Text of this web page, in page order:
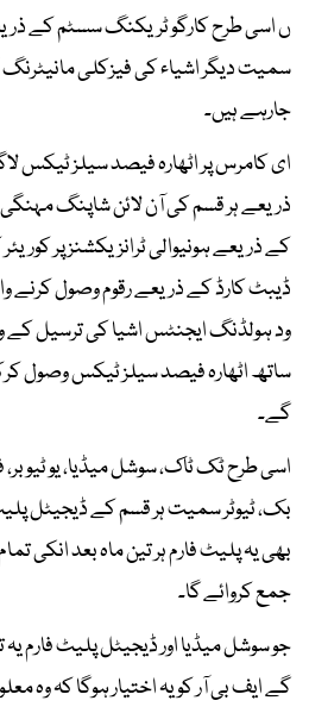
ں اسی طرح کارگو ٹریکنگ سسٹم کے
سمیت دیگر اشیاء کی فیزکلی
جارہے ہیں۔
ای کامرس پر اٹھارہ فیصد سیلز ٹیکس
ذریعے ہر قسم کی آن لائن شاپنگ
کے ذریعے ہونیوالی ٹرانزیکشنز پر
ڈیبٹ کارڈ کے ذریعے رقوم وصول کرنے
ود ہولڈنگ ایجنٹس اشیا کی ترسیل
ساتھ اٹھارہ فیصد سیلز ٹیکس وصول
گے۔
اسی طرح ٹک ٹاک، سوشل میڈیا، یو ٹیوبر،
بک، ٹیوٹر سمیت ہر قسم کے ڈیجیٹل
بھی یہ پلیٹ فارم ہر تین ماہ بعد انکی
جمع کروائے گا۔
جو سوشل میڈیا اور ڈیجیٹل پلیٹ فارم
گے ایف بی آر کو یہ اختیار ہوگا کہ وہ